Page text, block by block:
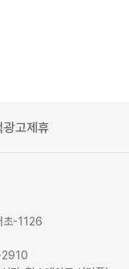
광고제휴
초-1126